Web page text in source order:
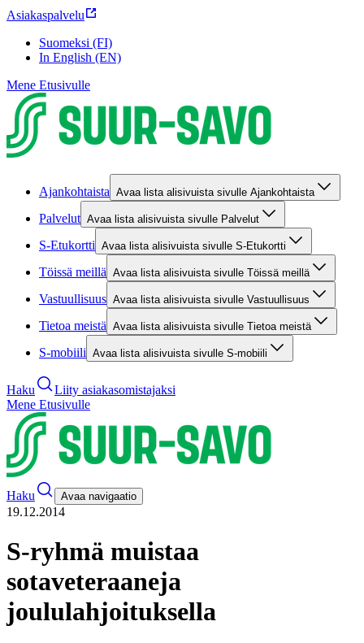
Asiakaspalvelu
Suomeksi (FI)
In English (EN)
Mene Etusivulle
Ajankohtaista Avaa lista alisivuista sivulle Ajankohtaista
Palvelut Avaa lista alisivuista sivulle Palvelut
S-Etukortti Avaa lista alisivuista sivulle S-Etukortti
Töissä meillä Avaa lista alisivuista sivulle Töissä meillä
Vastuullisuus Avaa lista alisivuista sivulle Vastuullisuus
Tietoa meistä Avaa lista alisivuista sivulle Tietoa meistä
S-mobiili Avaa lista alisivuista sivulle S-mobiili
Haku
Liity asiakasomistajaksi
Mene Etusivulle
Haku Avaa navigaatio
19.12.2014
S-ryhmä muistaa
sotaveteraaneja
joululahjoituksella